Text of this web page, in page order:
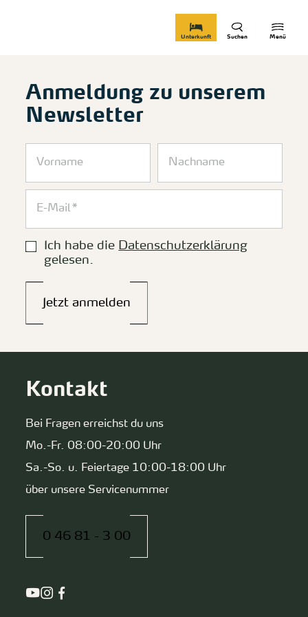
Menü
Suchen
Unterkunft
Anmeldung zu unserem
Newsletter
Ich habe die Datenschutzerklärung
gelesen.
Jetzt anmelden
Kontakt
Bei Fragen erreichst du uns
Mo.-Fr. 08:00-20:00 Uhr
Sa.-So. u. Feiertage 10:00-18:00 Uhr
über unsere Servicenummer
0 46 81 - 3 00